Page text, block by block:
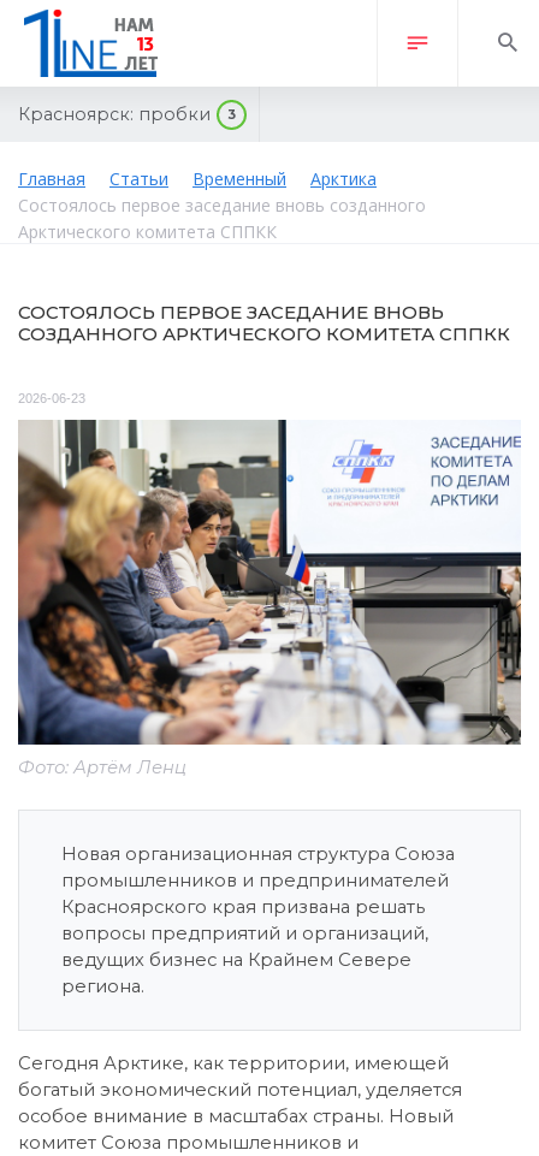
Красноярск: пробки 3
Главная Статьи Временный
Арктика
Состоялось первое заседание вновь созданного
Арктического комитета СППКК
СОСТОЯЛОСЬ ПЕРВОЕ ЗАСЕДАНИЕ ВНОВЬ
СОЗДАННОГО АРКТИЧЕСКОГО КОМИТЕТА СППКК
2026-06-23
Фото: Артём Ленц
Новая организационная структура Союза
промышленников и предпринимателей
Красноярского края призвана решать
вопросы предприятий и организаций,
ведущих бизнес на Крайнем Севере
региона.
Сегодня Арктике, как территории, имеющей
богатый экономический потенциал, уделяется
особое внимание в масштабах страны. Новый
комитет Союза промышленников и